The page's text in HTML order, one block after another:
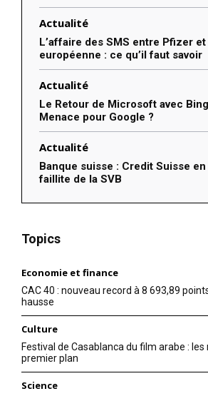
Actualité
L’affaire des SMS entre Pfizer
européenne : ce qu’il faut savoir
Actualité
Le Retour de Microsoft avec
Menace pour Google ?
Actualité
Banque suisse : Credit Suisse
faillite de la SVB
Topics
Economie et finance
CAC 40 : nouveau record à 8 693,89
hausse
Culture
Festival de Casablanca du film arabe :
premier plan
Science